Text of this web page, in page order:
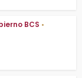
BCS •